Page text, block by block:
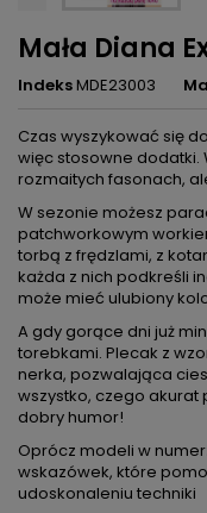
Mała Diana
IndeksMDE23003
Czas wyszykować się
więc stosowne dodatki.
rozmaitych fasonach,
W sezonie możesz
patchworkowym
torbą z frędzlami, z
każda z nich podkreśli
może mieć ulubiony
A gdy gorące dni już
torebkami. Plecak z
nerka, pozwalająca
wszystko, czego akurat
dobry humor!
Oprócz modeli w
wskazówek, które
udoskonaleniu techniki